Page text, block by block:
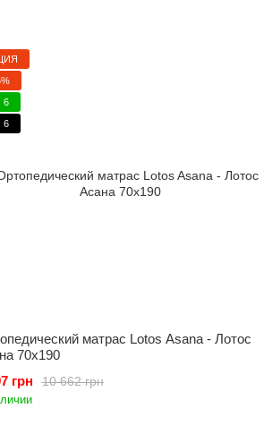
6
6
матрас Lotos Asana - Лотос
70x190
10 662 грн
грн